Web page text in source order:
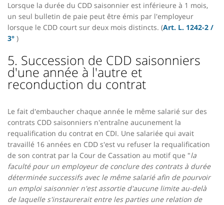
Lorsque la durée du CDD saisonnier est inférieure à 1 mois,
un seul bulletin de paie peut être émis par l'employeur
lorsque le CDD court sur deux mois distincts. (Art. L. 1242-2 /
3° )
5. Succession de CDD saisonniers
d'une année à l'autre et
reconduction du contrat
Le fait d'embaucher chaque année le même salarié sur des
contrats CDD saisonniers n'entraîne aucunement la
requalification du contrat en CDI. Une salariée qui avait
travaillé 16 années en CDD s'est vu refuser la requalification
de son contrat par la Cour de Cassation au motif que "la
faculté pour un employeur de conclure des contrats à durée
déterminée successifs avec le même salarié afin de pourvoir
un emploi saisonnier n'est assortie d'aucune limite au-delà
de laquelle s'instaurerait entre les parties une relation de